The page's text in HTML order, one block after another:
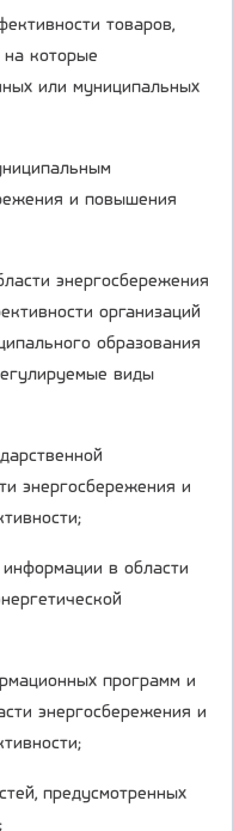
товаров,
на которые
или муниципальных
и повышения
энергосбережения
организаций
образования
виды
энергосбережения и
информации в области
программ и
энергосбережения и
предусмотренных